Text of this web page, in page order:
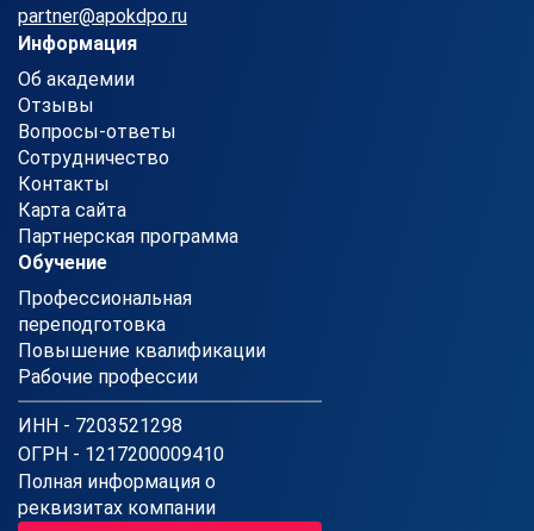
partner@apokdpo.ru
Информация
Об академии
Отзывы
Вопросы-ответы
Сотрудничество
Контакты
Карта сайта
Партнерская программа
Обучение
Профессиональная
переподготовка
Повышение квалификации
Рабочие профессии
ИНН - 7203521298
ОГРН - 1217200009410
Полная информация о
реквизитах компании